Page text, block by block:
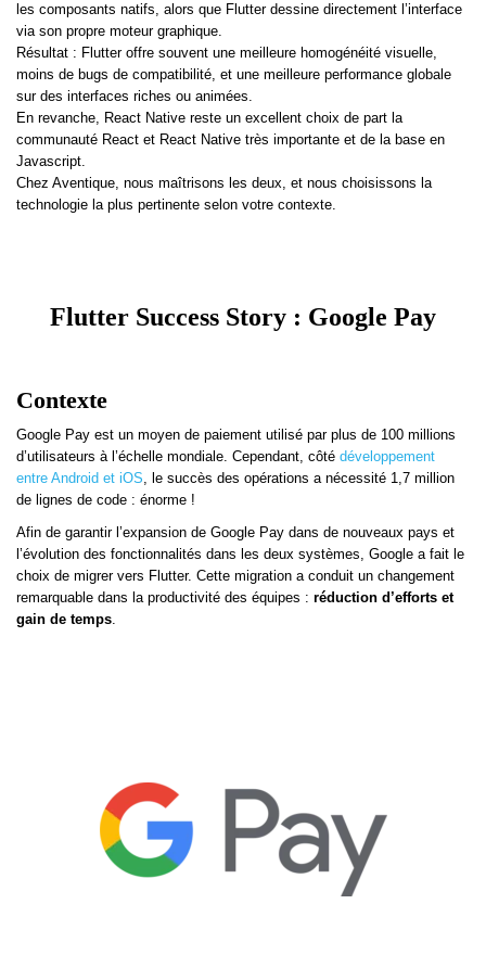
les composants natifs, alors que Flutter dessine directement l’interface
via son propre moteur graphique.
Résultat : Flutter offre souvent une meilleure homogénéité visuelle,
moins de bugs de compatibilité, et une meilleure performance globale
sur des interfaces riches ou animées.
En revanche, React Native reste un excellent choix de part la
communauté React et React Native très importante et de la base en
Javascript.
Chez Aventique, nous maîtrisons les deux, et nous choisissons la
technologie la plus pertinente selon votre contexte.
Flutter Success Story : Google Pay
Contexte
Google Pay est un moyen de paiement utilisé par plus de 100 millions
d’utilisateurs à l’échelle mondiale. Cependant, côté développement
entre Android et iOS, le succès des opérations a nécessité 1,7 million
de lignes de code : énorme !
Afin de garantir l’expansion de Google Pay dans de nouveaux pays et
l’évolution des fonctionnalités dans les deux systèmes, Google a fait le
choix de migrer vers Flutter. Cette migration a conduit un changement
remarquable dans la productivité des équipes : réduction d’efforts et
gain de temps.